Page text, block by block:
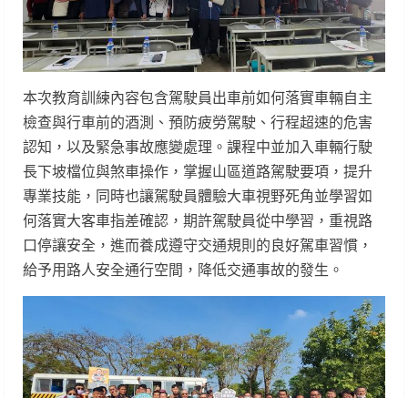
本次教育訓練內容包含駕駛員出車前如何落實車輛自主
檢查與行車前的酒測、預防疲勞駕駛、行程超速的危害
認知，以及緊急事故應變處理。課程中並加入車輛行駛
長下坡檔位與煞車操作，掌握山區道路駕駛要項，提升
專業技能，同時也讓駕駛員體驗大車視野死角並學習如
何落實大客車指差確認，期許駕駛員從中學習，重視路
口停讓安全，進而養成遵守交通規則的良好駕車習慣，
給予用路人安全通行空間，降低交通事故的發生。